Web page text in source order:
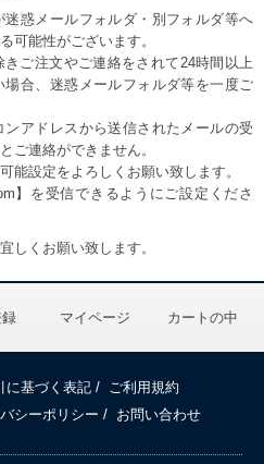
惑メールフォルダ・別フォルダ等へ
可能性がございます。
ご注文やご連絡をされて24時間以上
合、迷惑メールフォルダ等を一度ご
アドレスから送信されたメールの受
ご連絡ができません。
能設定をよろしくお願い致します。
】を受信できるようにご設定くださ
しくお願い致します。
マイページ カートの中
に基づく表記 /
ご利用規約
シーポリシー / お問い合わせ